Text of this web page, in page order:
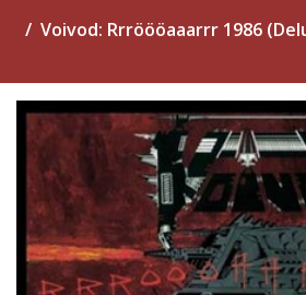
Voivod: Rrröööaaarrr 1986